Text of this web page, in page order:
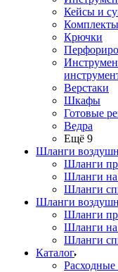
Кейсы и
Крючки
Верстаки
Шкафы
Готовые
Ведра
Ещё 9
Шланги
Шланги
Шланги на
Шланги
Шланги
Шланги
Шланги на
Шланги
Каталог